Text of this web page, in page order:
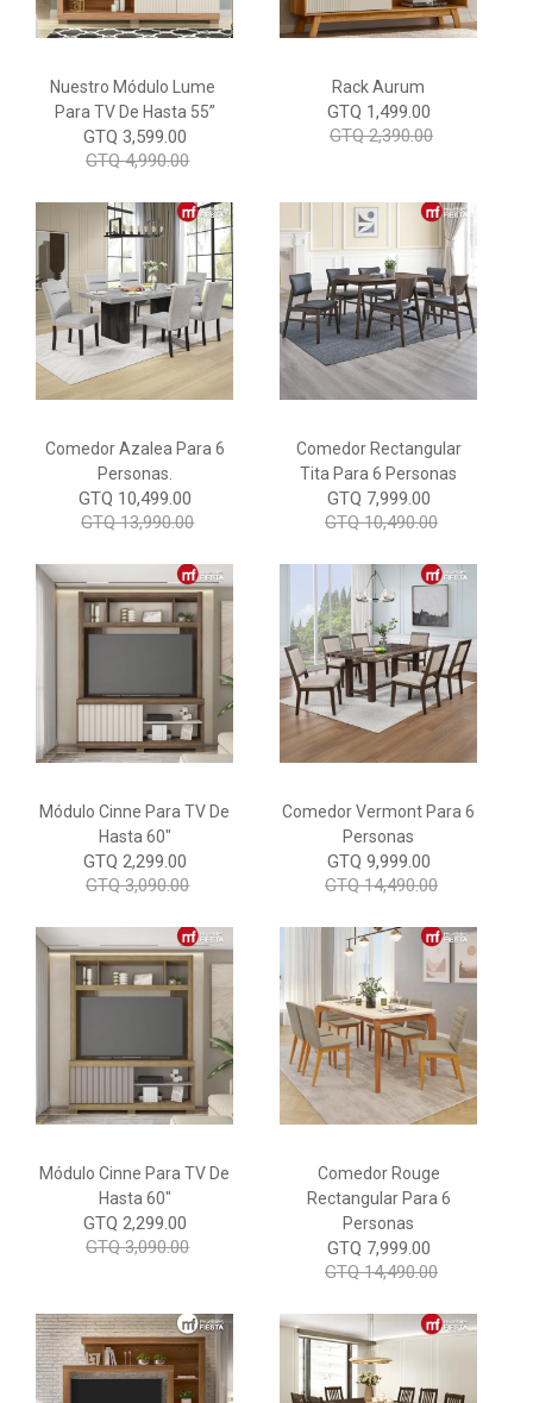
Nuestro Módulo Lume
Para TV De Hasta 55”
GTQ 3,599.00
GTQ 4,990.00
Rack Aurum
GTQ 1,499.00
GTQ 2,390.00
Comedor Azalea Para 6
Personas.
GTQ 10,499.00
GTQ 13,990.00
Comedor Rectangular
Tita Para 6 Personas
GTQ 7,999.00
GTQ 10,490.00
Módulo Cinne Para TV De
Hasta 60"
GTQ 2,299.00
GTQ 3,090.00
Comedor Vermont Para 6
Personas
GTQ 9,999.00
GTQ 14,490.00
Módulo Cinne Para TV De
Hasta 60"
GTQ 2,299.00
GTQ 3,090.00
Comedor Rouge
Rectangular Para 6
Personas
GTQ 7,999.00
GTQ 14,490.00